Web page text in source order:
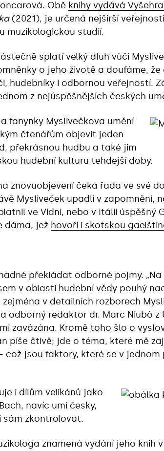
Obě knihy vydává
(2021), je určená nejširší
muzikologickou studií.
splatí velký dluh vůči
o jeho životě a doufáme,
hudebníky i odbornou veřejností.
z nejúspěšnějších českých
fanynky Myslivečkova umění
čtenářům objevit jeden
překrásnou hudbu a také jim
hudební kulturu tehdejší doby.
znovuobjevení čeká řada ve své
Mysliveček upadli v zapomnění,
ve Vídni, nebo v Itálii úspěšný
dáma, jež hovoří i skotskou
překládat odborné pojmy.
v oblasti hudební vědy pouhý
v detailních rozborech
odborný redaktor dr. Marc Niubò z
zavázána. Kromě toho šlo o
píše čtivě; jde o téma, které mě
což jsou faktory, které se v
i dílům velikánů jako
navíc umí česky,
sám zkontrolovat.
znamená vydání jeho knih